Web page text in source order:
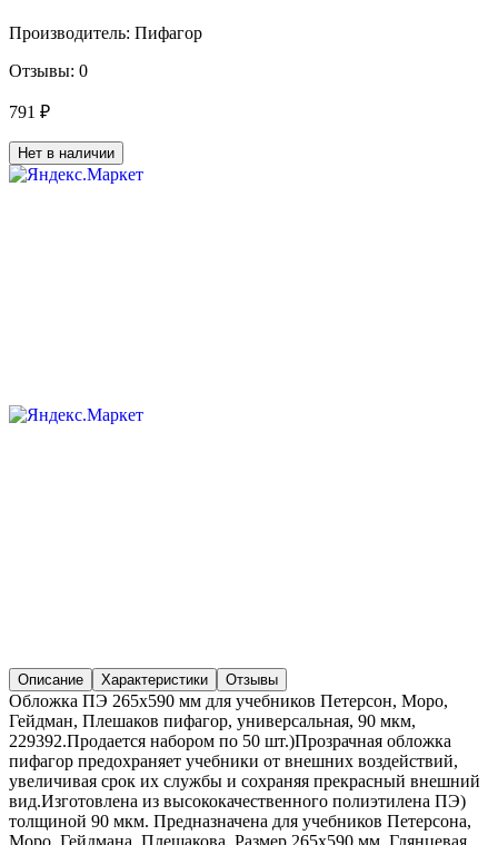
Производитель: Пифагор
Отзывы: 0
791 ₽
Нет в наличии
Описание Характеристики Отзывы
Обложка ПЭ 265х590 мм для учебников Петерсон, Моро,
Гейдман, Плешаков пифагор, универсальная, 90 мкм,
229392.Продается набором по 50 шт.)Прозрачная обложка
пифагор предохраняет учебники от внешних воздействий,
увеличивая срок их службы и сохраняя прекрасный внешний
вид.Изготовлена из высококачественного полиэтилена ПЭ)
толщиной 90 мкм. Предназначена для учебников Петерсона,
Моро, Гейдмана, Плешакова. Размер 265х590 мм. Глянцевая